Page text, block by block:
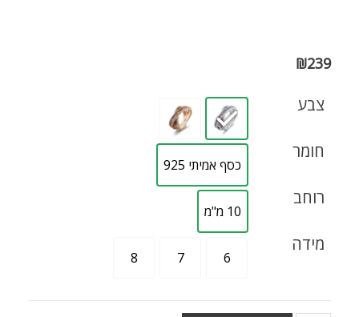
₪239
צבע
חומר
כסף אמיתי 925
רוחב
10 מ"מ
מידה
6
7
8